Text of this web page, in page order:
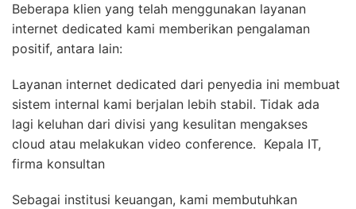
Beberapa klien yang telah menggunakan layanan
internet dedicated kami memberikan pengalaman
positif, antara lain:
Layanan internet dedicated dari penyedia ini membuat
sistem internal kami berjalan lebih stabil. Tidak ada
lagi keluhan dari divisi yang kesulitan mengakses
cloud atau melakukan video conference.  Kepala IT,
firma konsultan
Sebagai institusi keuangan, kami membutuhkan